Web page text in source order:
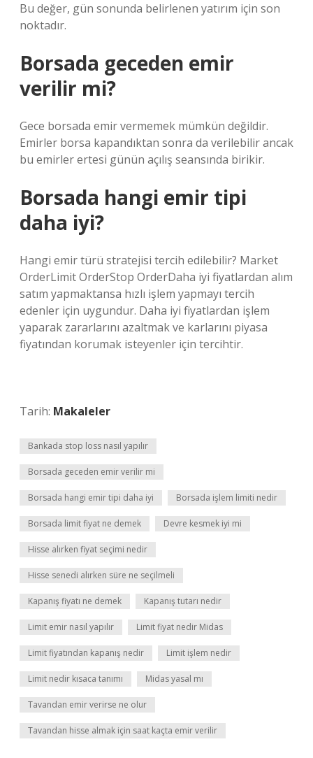
Bu değer, gün sonunda belirlenen yatırım için son
noktadır.
Borsada geceden emir
verilir mi?
Gece borsada emir vermemek mümkün değildir.
Emirler borsa kapandıktan sonra da verilebilir ancak
bu emirler ertesi günün açılış seansında birikir.
Borsada hangi emir tipi
daha iyi?
Hangi emir türü stratejisi tercih edilebilir? Market
OrderLimit OrderStop OrderDaha iyi fiyatlardan alım
satım yapmaktansa hızlı işlem yapmayı tercih
edenler için uygundur. Daha iyi fiyatlardan işlem
yaparak zararlarını azaltmak ve karlarını piyasa
fiyatından korumak isteyenler için tercihtir.
Tarih: Makaleler
Bankada stop loss nasıl yapılır
Borsada geceden emir verilir mi
Borsada hangi emir tipi daha iyi Borsada işlem limiti nedir
Borsada limit fiyat ne demek Devre kesmek iyi mi
Hisse alırken fiyat seçimi nedir
Hisse senedi alırken süre ne seçilmeli
Kapanış fiyatı ne demek Kapanış tutarı nedir
Limit emir nasıl yapılır Limit fiyat nedir Midas
Limit fiyatından kapanış nedir Limit işlem nedir
Limit nedir kısaca tanımı Midas yasal mı
Tavandan emir verirse ne olur
Tavandan hisse almak için saat kaçta emir verilir